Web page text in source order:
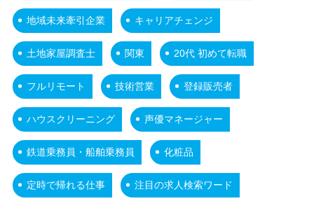
地域未来牽引企業 キャリアチェンジ
土地家屋調査士 関東 20代 初めて転職
フルリモート 技術営業 登録販売者
ハウスクリーニング 声優マネージャー
鉄道乗務員・船舶乗務員 化粧品
定時で帰れる仕事 注目の求人検索ワード